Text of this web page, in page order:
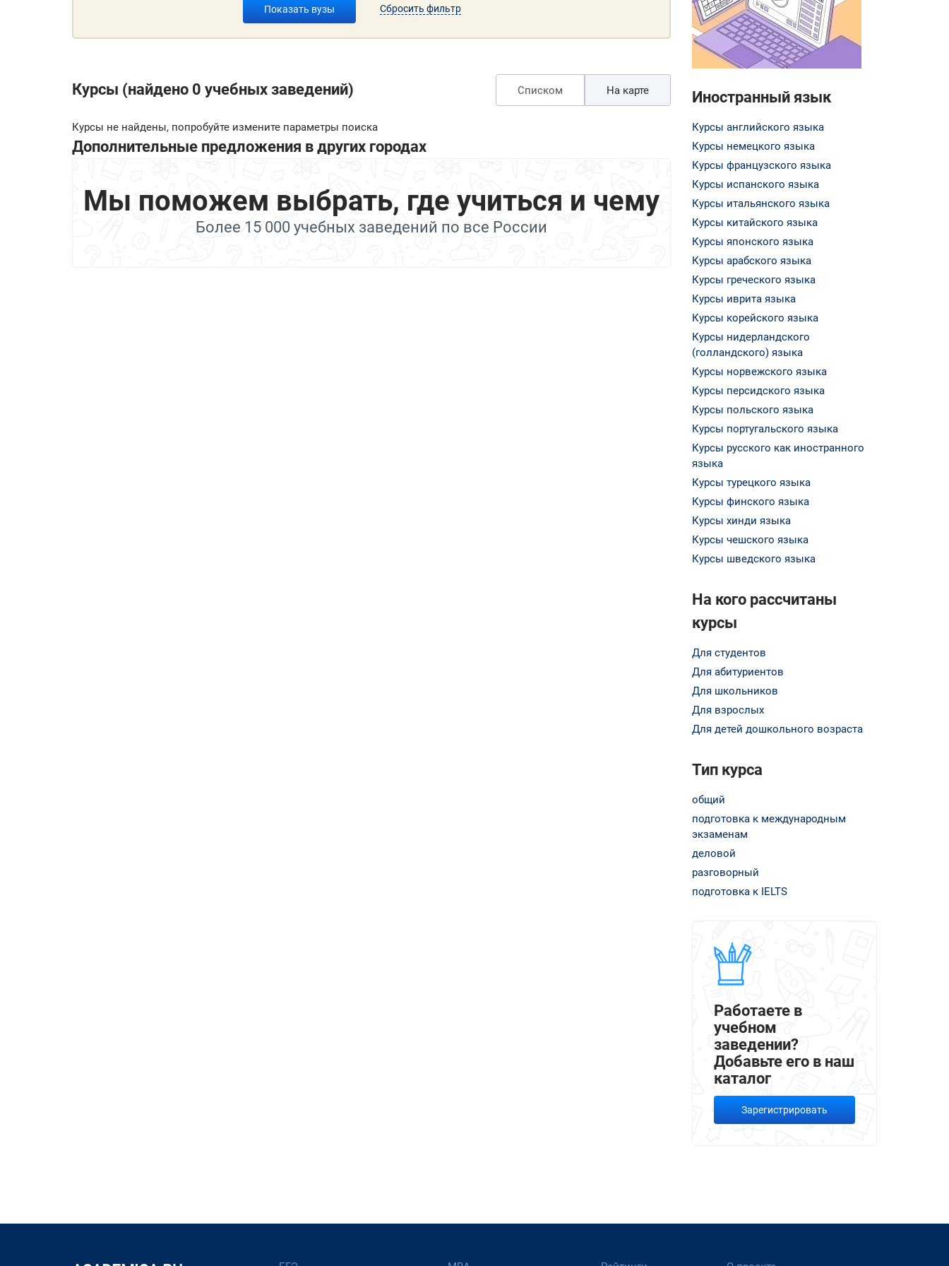
Показать вузы Сбросить фильтр
Курсы (найдено 0 учебных заведений) Списком На карте
Курсы не найдены, попробуйте измените параметры поиска
Дополнительные предложения в других городах
Мы поможем выбрать, где учиться и чему
Более 15 000 учебных заведений по все России
Иностранный язык
Курсы английского языка
Курсы немецкого языка
Курсы французского языка
Курсы испанского языка
Курсы итальянского языка
Курсы китайского языка
Курсы японского языка
Курсы арабского языка
Курсы греческого языка
Курсы иврита языка
Курсы корейского языка
Курсы нидерландского
(голландского) языка
Курсы норвежского языка
Курсы персидского языка
Курсы польского языка
Курсы португальского языка
Курсы русского как иностранного
языка
Курсы турецкого языка
Курсы финского языка
Курсы хинди языка
Курсы чешского языка
Курсы шведского языка
На кого рассчитаны
курсы
Для студентов
Для абитуриентов
Для школьников
Для взрослых
Для детей дошкольного возраста
Тип курса
общий
подготовка к международным
экзаменам
деловой
разговорный
подготовка к IELTS
Работаете в
учебном
заведении?
Добавьте его в наш
каталог
Зарегистрировать